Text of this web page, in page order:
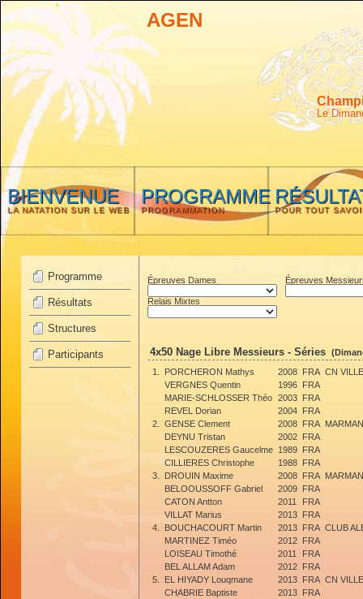
AGEN
Le
BIENVENUE
LA NATATION SUR LE WEB
PROGRAMME
PROGRAMMATION POUR TOUT
Programme
Résultats
Structures
Participants
Épreuves Dames Épreuves
Relais Mixtes
4x50 Nage Libre Messieurs - Séries
1.
PORCHERON Mathys 2008 FRA CN
VERGNES Quentin
1996 FRA
MARIE-SCHLOSSER Théo 2003 FRA
REVEL Dorian
2004 FRA
2.
GENSE Clement 2008 FRA
DEYNU Tristan
2002 FRA
LESCOUZERES Gaucelme 1989 FRA
CILLIERES Christophe
1988 FRA
3.
DROUIN Maxime 2008 FRA
BELOOUSSOFF Gabriel
2009 FRA
CATON Antton
2011
FRA
VILLAT Marius
2013 FRA
4.
BOUCHACOURT Martin 2013 FRA CLUB
MARTINEZ Timéo
2012 FRA
LOISEAU Timothé
2011
FRA
BEL ALLAM Adam
2012 FRA
5.
EL HIYADY Louqmane 2013 FRA CN
CHABRIE Baptiste
2013 FRA